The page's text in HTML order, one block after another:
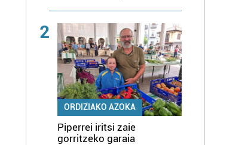
2
ORDIZIAKO AZOKA
Piperrei iritsi zaie
gorritzeko garaia